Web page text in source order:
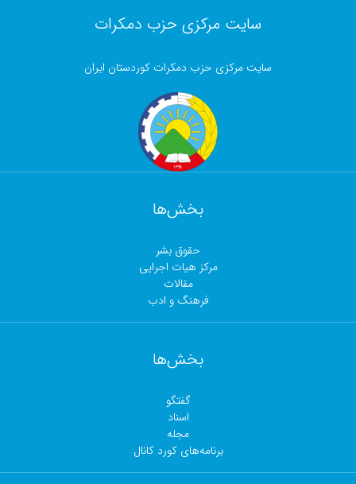
سایت مرکزی حزب دمکرات
سایت مرکزی حزب دمکرات کوردستان ایران
بخش‌ها
حقوق بشر
مرکز هیات اجرایی
مقالات
فرهنگ و ادب
بخش‌ها
گفتگو
اسناد
مجلە
برنامەهای کورد کانال